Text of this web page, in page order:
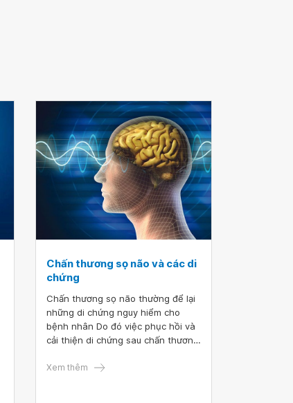
Chấn thương sọ não và các di
chứng
Chấn thương sọ não thường để lại
những di chứng nguy hiểm cho
bệnh nhân Do đó việc phục hồi và
cải thiện di chứng sau chấn thương
Xem thêm